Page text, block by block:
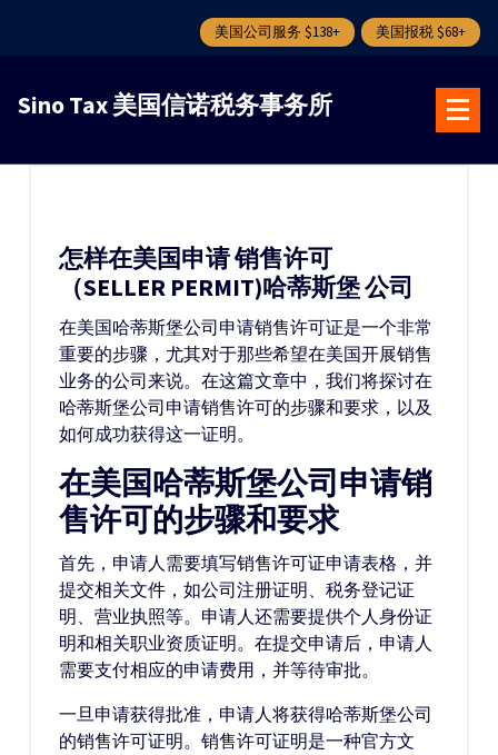
美国公司服务 $138+ 美国报税 $68+
Sino Tax 美国信诺税务事务所
怎样在美国申请 销售许可
（SELLER PERMIT)哈蒂斯堡 公司
在美国哈蒂斯堡公司申请销售许可证是一个非常
重要的步骤，尤其对于那些希望在美国开展销售
业务的公司来说。在这篇文章中，我们将探讨在
哈蒂斯堡公司申请销售许可的步骤和要求，以及
如何成功获得这一证明。
在美国哈蒂斯堡公司申请销
售许可的步骤和要求
首先，申请人需要填写销售许可证申请表格，并
提交相关文件，如公司注册证明、税务登记证
明、营业执照等。申请人还需要提供个人身份证
明和相关职业资质证明。在提交申请后，申请人
需要支付相应的申请费用，并等待审批。
一旦申请获得批准，申请人将获得哈蒂斯堡公司
的销售许可证明。销售许可证明是一种官方文